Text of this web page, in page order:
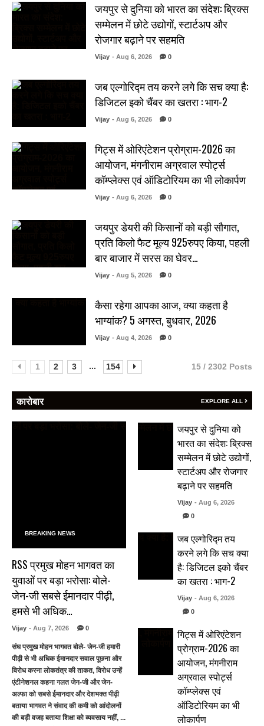
जयपुर से दुनिया को भारत का संदेश: ब्रिक्स
सम्मेलन में छोटे उद्योगों, स्टार्टअप और
रोजगार बढ़ाने पर सहमति
Vijay - Aug 6, 2026 0
जब एल्गोरिद्म तय करने लगे कि सच क्या है:
डिजिटल इको चैंबर का खतरा : भाग-2
Vijay - Aug 6, 2026 0
गिट्स में ओरिएंटेशन प्रोग्राम-2026 का
आयोजन, मंगनीराम अग्रवाल स्पोर्ट्स
कॉम्प्लेक्स एवं ऑडिटोरियम का भी लोकार्पण
Vijay - Aug 6, 2026 0
जयपुर डेयरी की किसानों को बड़ी सौगात,
प्रति किलो फैट मूल्य 925रुपए किया, पहली
बार बाजार में सरस का घेवर…
Vijay - Aug 5, 2026 0
कैसा रहेगा आपका आज, क्या कहता है
भाग्यांक? 5 अगस्त, बुधवार, 2026
Vijay - Aug 4, 2026 0
1 2 3 ... 154 15 / 2302 Posts
कारोबार EXPLORE ALL
BREAKING NEWS
RSS प्रमुख मोहन भागवत का
युवाओं पर बड़ा भरोसा: बोले-
जेन-जी सबसे ईमानदार पीढ़ी,
हमसे भी अधिक…
Vijay - Aug 7, 2026 0
संघ प्रमुख मोहन भागवत बोले- जेन-जी हमारी
पीढ़ी से भी अधिक ईमानदार सवाल पूछना और
विरोध करना लोकतंत्र की ताकत, विरोध उन्हें
एंटीनेशनल कहना गलत जेन-जी और जेन-
अल्फा को सबसे ईमानदार और देशभक्त पीढ़ी
बताया भागवत ने संवाद की कमी को आंदोलनों
की बड़ी वजह बताया शिक्षा को व्यवसाय नहीं, ...
जयपुर से दुनिया को
भारत का संदेश: ब्रिक्स
सम्मेलन में छोटे उद्योगों,
स्टार्टअप और रोजगार
बढ़ाने पर सहमति
Vijay - Aug 6, 2026
0
जब एल्गोरिद्म तय
करने लगे कि सच क्या
है: डिजिटल इको चैंबर
का खतरा : भाग-2
Vijay - Aug 6, 2026
0
गिट्स में ओरिएंटेशन
प्रोग्राम-2026 का
आयोजन, मंगनीराम
अग्रवाल स्पोर्ट्स
कॉम्प्लेक्स एवं
ऑडिटोरियम का भी
लोकार्पण